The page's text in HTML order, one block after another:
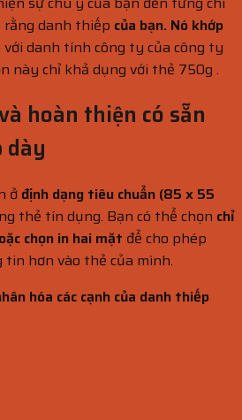
danh thiếp của bạn. Nó khớp
với danh tính công ty của công ty
này chỉ khả dụng với thẻ 750g .
hoàn thiện có sẵn
dày
ởđịnh dạng tiêu chuẩn (85 x 55
thẻ tín dụng. Bạn có thể chọn chỉ
chọn in hai mặt để cho phép
hơn vào thẻ của mình.
hóa các cạnh của danh thiếp